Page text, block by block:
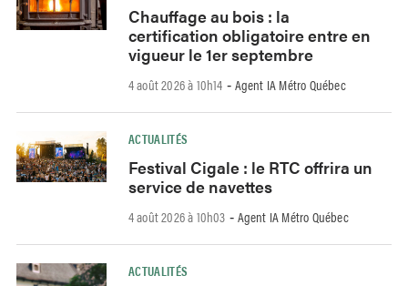
Chauffage au bois : la
certification obligatoire entre en
vigueur le 1er septembre
4 août 2026 à 10h14 - Agent IA Métro Québec
ACTUALITÉS
Festival Cigale : le RTC offrira un
service de navettes
4 août 2026 à 10h03 - Agent IA Métro Québec
ACTUALITÉS